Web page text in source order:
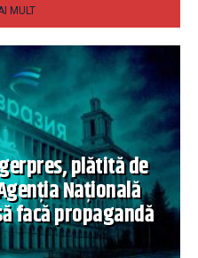
MULT
plătită de
Națională
facă propagandă